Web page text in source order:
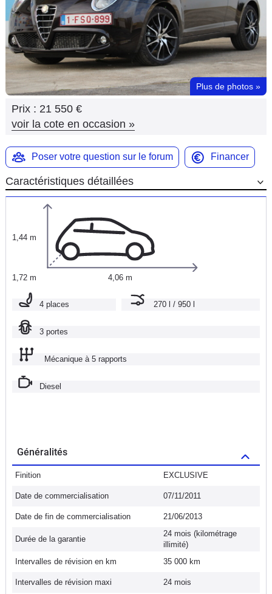
Services
Forum
Moto
Marques
Plus de photos »
Prix : 21 550 €
voir la cote en occasion »
Poser votre question sur le forum Financer
Caractéristiques détaillées
1,44 m
1,72 m 4,06 m
4 places 270 l / 950 l
3 portes
Mécanique à 5 rapports
Diesel
Généralités
Finition EXCLUSIVE
Date de commercialisation 07/11/2011
Date de fin de commercialisation 21/06/2013
Durée de la garantie
24 mois (kilométrage
illimité)
Intervalles de révision en km
35 000 km
Intervalles de révision maxi 24 mois